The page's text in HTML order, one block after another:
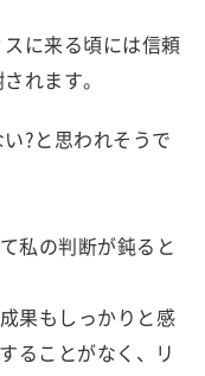
に来る頃には信頼
れます。
?と思われそうで
私の判断が鈍ると
果もしっかりと感
ることがなく、リ